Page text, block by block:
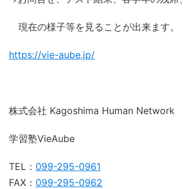
現在の様子等を見ることが出来ます。
https://vie-aube.jp/
株式会社 Kagoshima Human Network
学習塾VieAube
TEL： 099-295-0961
FAX： 099-295-0962